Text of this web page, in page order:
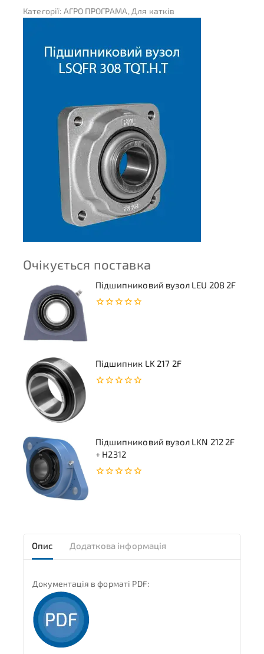
Очікується поставка
Підшипниковий вузол LEU 208 2F
Підшипник LK 217 2F
Підшипниковий вузол LKN 212 2F
+ H2312
Категорії: АГРО ПРОГРАМА, Для катків
Опис Додаткова інформація
Документація в форматі PDF: